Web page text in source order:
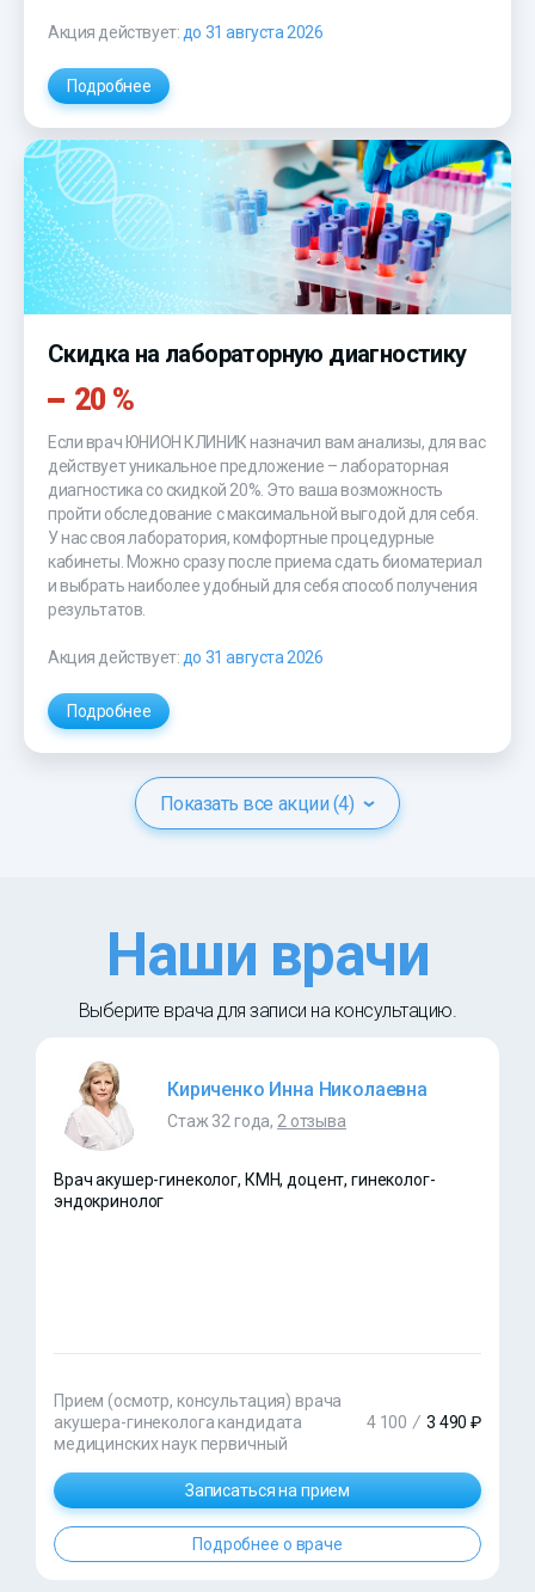
Акция действует: до 31 августа 2026
Подробнее
Скидка на лабораторную диагностику
20 %
Если врач ЮНИОН КЛИНИК назначил вам анализы, для вас
действует уникальное предложение – лабораторная
диагностика со скидкой 20%. Это ваша возможность
пройти обследование с максимальной выгодой для себя.
У нас своя лаборатория, комфортные процедурные
кабинеты. Можно сразу после приема сдать биоматериал
и выбрать наиболее удобный для себя способ получения
результатов.
Акция действует:до 31 августа 2026
Подробнее
Показать все акции (4)
Наши врачи
Выберите врача для записи на консультацию.
Кириченко Инна Николаевна
Стаж 32 года, 2 отзыва
Врач акушер-гинеколог, КМН, доцент, гинеколог-
эндокринолог
Прием (осмотр, консультация) врача
акушера-гинеколога кандидата
медицинских наук первичный
4 100 / 3 490 ₽
Записаться на прием
Подробнее о враче